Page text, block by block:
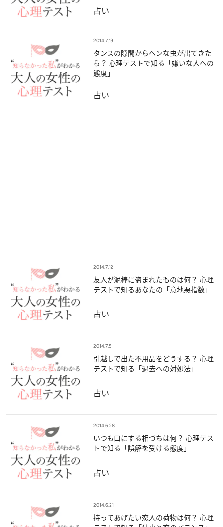
占い
2014.7.19
タンスの隙間からヘンな虫が出てきた
ら？ 心理テストで知る「嫌いな人への
態度」
占い
2014.7.12
友人が泥棒に盗まれたものは何？ 心理
テストで知るあなたの「意地悪指数」
占い
2014.7.5
引越しで出た不用品をどうする？ 心理
テストで知る「過去への対処法」
占い
2014.6.28
いつも口にする相づちは何？ 心理テス
トで知る「誤解を受ける態度」
占い
2014.6.21
持ってあげたい恋人の荷物は何？ 心理